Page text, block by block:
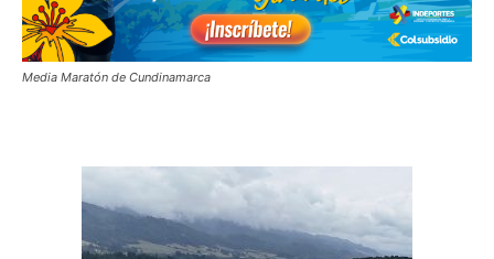
Media Maratón de Cundinamarca